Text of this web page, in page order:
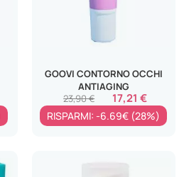
GOOVI CONTORNO OCCHI
ANTIAGING
17,21 €
23,90 €
RISPARMI: -6.69€ (28%)